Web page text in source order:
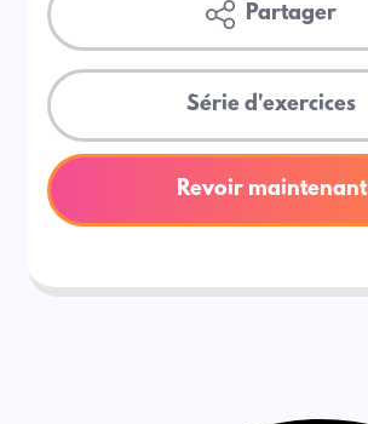
Partager
Série d'exercices
Revoir maintenant